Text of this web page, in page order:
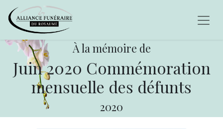
À la mémoire de
Juin 2020 Commémoration
mensuelle des défunts
2020